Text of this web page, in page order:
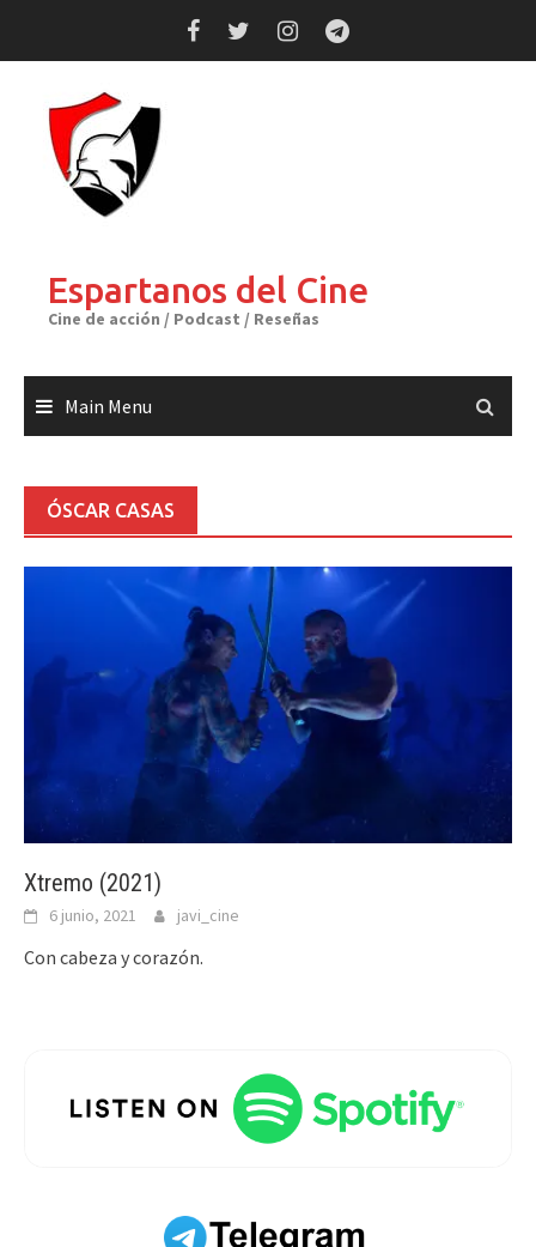
Espartanos del Cine
Cine de acción / Podcast / Reseñas
Main Menu
ÓSCAR CASAS
Xtremo (2021)
6 junio, 2021 javi_cine
Con cabeza y corazón.